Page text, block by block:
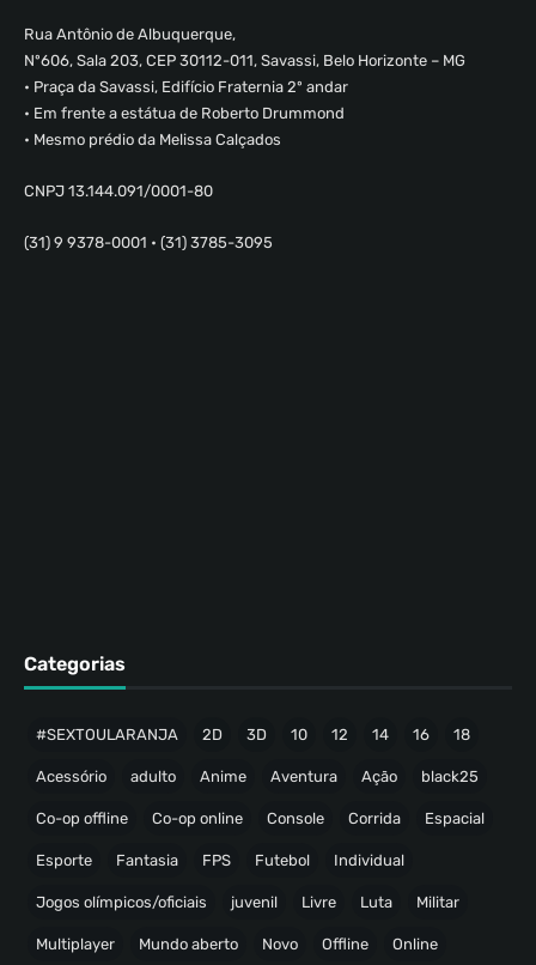
Rua Antônio de Albuquerque,
Nº606, Sala 203, CEP 30112-011, Savassi, Belo Horizonte – MG
• Praça da Savassi, Edifício Fraternia 2º andar
• Em frente a estátua de Roberto Drummond
• Mesmo prédio da Melissa Calçados
CNPJ 13.144.091/0001-80
(31) 9 9378-0001 • (31) 3785-3095
Categorias
#SEXTOULARANJA 2D 3D 10 12 14 16 18
Acessório adulto Anime Aventura Ação black25
Co-op offline Co-op online Console Corrida Espacial
Esporte Fantasia FPS Futebol Individual
Jogos olímpicos/oficiais juvenil Livre Luta Militar
Multiplayer Mundo aberto Novo Offline Online